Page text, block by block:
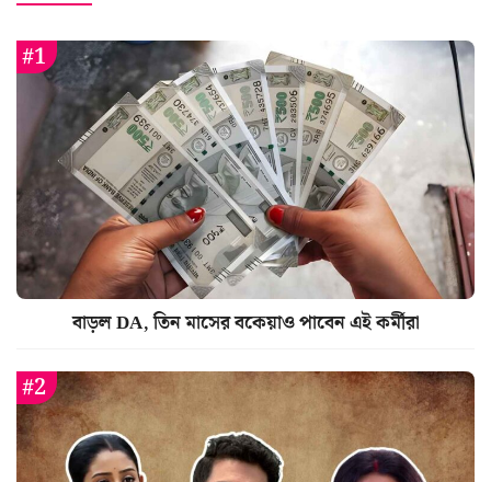
বাড়ল DA, তিন মাসের বকেয়াও পাবেন এই কর্মীরা